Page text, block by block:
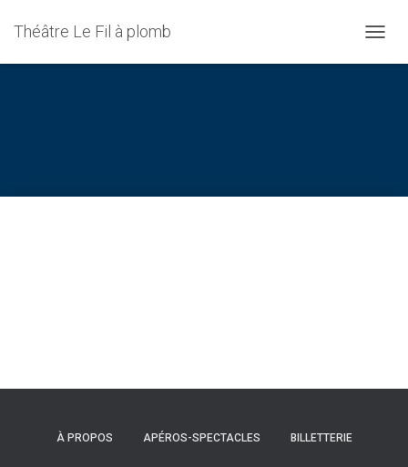
Théâtre Le Fil à plomb
LA
À PROPOS APÉROS-SPECTACLES BILLETTERIE